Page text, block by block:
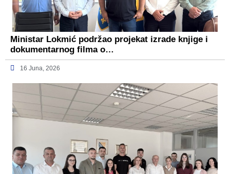
Ministar Lokmić podržao projekat izrade knjige i
dokumentarnog filma o…
16 Juna, 2026